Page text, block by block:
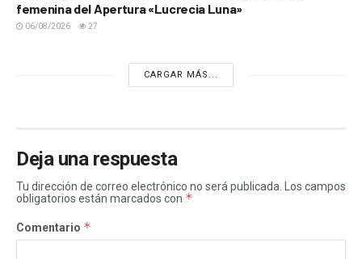
femenina del Apertura «Lucrecia Luna»
06/08/2026 27
CARGAR MÁS...
Deja una respuesta
Tu dirección de correo electrónico no será publicada. Los campos
obligatorios están marcados con *
Comentario *